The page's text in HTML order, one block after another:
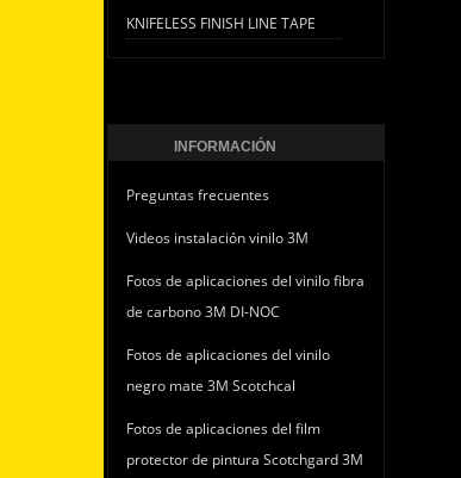
KNIFELESS FINISH LINE TAPE
INFORMACIÓN
Preguntas frecuentes
Videos instalación vinilo 3M
Fotos de aplicaciones del vinilo fibra
de carbono 3M DI-NOC
Fotos de aplicaciones del vinilo
negro mate 3M Scotchcal
Fotos de aplicaciones del film
protector de pintura Scotchgard 3M